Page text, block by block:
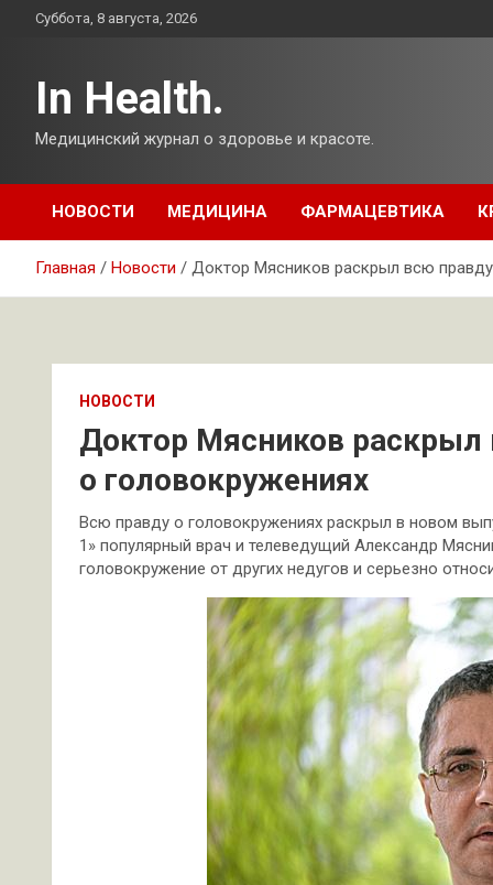
ПерейтиСуббота, 8 августа, 2026
In Health.
Медицинский журнал о здоровье и красоте.
НОВОСТИ МЕДИЦИНА ФАРМАЦЕВТИКА
Главная Новости Доктор Мясников раскрыл всю
НОВОСТИ
Доктор Мясников раскрыл
о головокружениях
Всю правду о головокружениях раскрыл в новом
1» популярный врач и телеведущий Александр
головокружение от других недугов и серьезно